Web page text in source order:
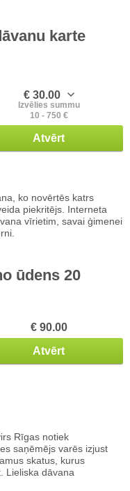
karte
€ 30.00
Izvēlies summu
10 - 750 €
Atvērt
ko novērtēs katrs
piekritējs. Interneta
vīrietim, savai ģimenei
ūdens 20
€ 90.00
Atvērt
Rīgas notiek
saņēmējs varēs izjust
skatus, kurus
Lieliska dāvana